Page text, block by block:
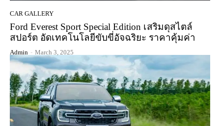
CAR GALLERY
Ford Everest Sport Special Edition เสริมดุสไตล์
สปอร์ต อัดเทคโนโลยีขับขี่อัจฉริยะ ราคาคุ้มค่า
Admin - March 3, 2025